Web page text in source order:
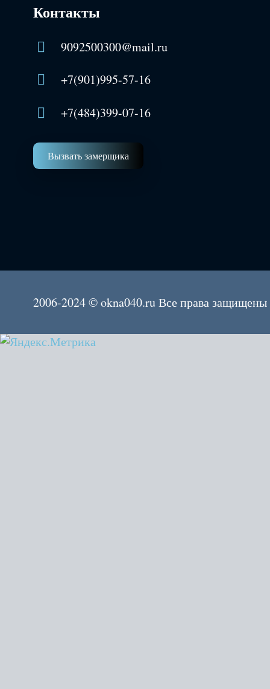
Контакты
9092500300@mail.ru
+7(901)995-57-16
+7(484)399-07-16
Вызвать замерщика
2006-2024 © okna040.ru Все права защищены